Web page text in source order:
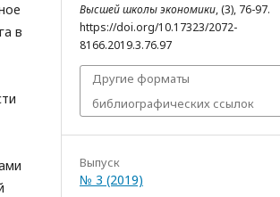
в
Высшей школы экономики, (3), 76-97.
https://doi.org/10.17323/2072-
8166.2019.3.76.97
Другие форматы
библиографических ссылок
Выпуск
№ 3 (2019)